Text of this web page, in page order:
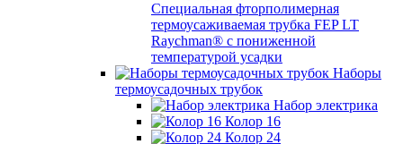
Специальная фторполимерная
термоусаживаемая трубка FEP LT
Raychman® с пониженной
температурой усадки
Наборы
термоусадочных трубок
Набор электрика
Колор 16
Колор 24